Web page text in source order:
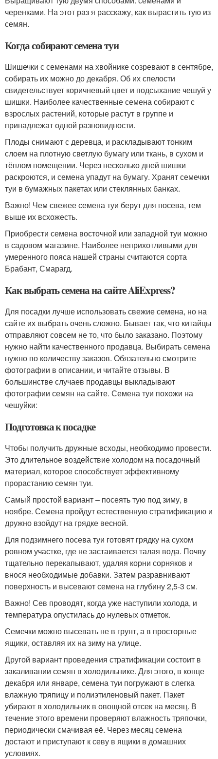
черенками. На этот раз я расскажу, как вырастить тую из
семян.
Когда собирают семена туи
Шишечки с семенами на хвойнике созревают в сентябре,
собирать их можно до декабря. Об их спелости
свидетельствует коричневый цвет и подсыхание чешуй у
шишки. Наиболее качественные семена собирают с
взрослых растений, которые растут в группе и
принадлежат одной разновидности.
Плоды снимают с деревца, и раскладывают тонким
слоем на плотную светлую бумагу или ткань, в сухом и
тёплом помещении. Через несколько дней шишки
раскроются, и семена упадут на бумагу. Хранят семечки
туи в бумажных пакетах или стеклянных банках.
Важно! Чем свежее семена туи берут для посева, тем
выше их всхожесть.
Приобрести семена восточной или западной туи можно
в садовом магазине. Наиболее неприхотливыми для
умеренного пояса нашей страны считаются сорта
Брабант, Смарагд.
Как выбрать семена на сайте AliExpress?
Для посадки лучше использовать свежие семена, но на
сайте их выбрать очень сложно. Бывает так, что китайцы
отправляют совсем не то, что было заказано. Поэтому
нужно найти качественного продавца. Выбирать семена
нужно по количеству заказов. Обязательно смотрите
фотографии в описании, и читайте отзывы. В
большинстве случаев продавцы выкладывают
фотографии семян на сайте. Семена туи похожи на
чешуйки:
Подготовка к посадке
Чтобы получить дружные всходы, необходимо провести.
Это длительное воздействие холодом на посадочный
материал, которое способствует эффективному
прорастанию семян туи.
Самый простой вариант – посеять тую под зиму, в
ноябре. Семена пройдут естественную стратификацию и
дружно взойдут на грядке весной.
Для подзимнего посева туи готовят грядку на сухом
ровном участке, где не застаивается талая вода. Почву
тщательно перекапывают, удаляя корни сорняков и
внося необходимые добавки. Затем разравнивают
поверхность и высевают семена на глубину 2,5-3 см.
Важно! Сев проводят, когда уже наступили холода, и
температура опустилась до нулевых отметок.
Семечки можно высевать не в грунт, а в просторные
ящики, оставляя их на зиму на улице.
Другой вариант проведения стратификации состоит в
закаливании семян в холодильнике. Для этого, в конце
декабря или январе, семена туи погружают в слегка
влажную тряпицу и полиэтиленовый пакет. Пакет
убирают в холодильник в овощной отсек на месяц. В
течение этого времени проверяют влажность тряпочки,
периодически смачивая её. Через месяц семена
достают и приступают к севу в ящики в домашних
условиях.